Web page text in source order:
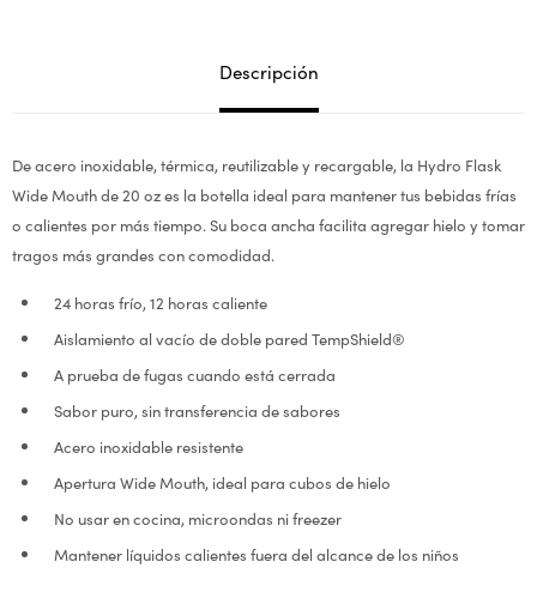
Descripción
De acero inoxidable, térmica, reutilizable y recargable, la Hydro Flask
Wide Mouth de 20 oz es la botella ideal para mantener tus bebidas frías
o calientes por más tiempo. Su boca ancha facilita agregar hielo y tomar
tragos más grandes con comodidad.
24 horas frío, 12 horas caliente
Aislamiento al vacío de doble pared TempShield®
A prueba de fugas cuando está cerrada
Sabor puro, sin transferencia de sabores
Acero inoxidable resistente
Apertura Wide Mouth, ideal para cubos de hielo
No usar en cocina, microondas ni freezer
Mantener líquidos calientes fuera del alcance de los niños